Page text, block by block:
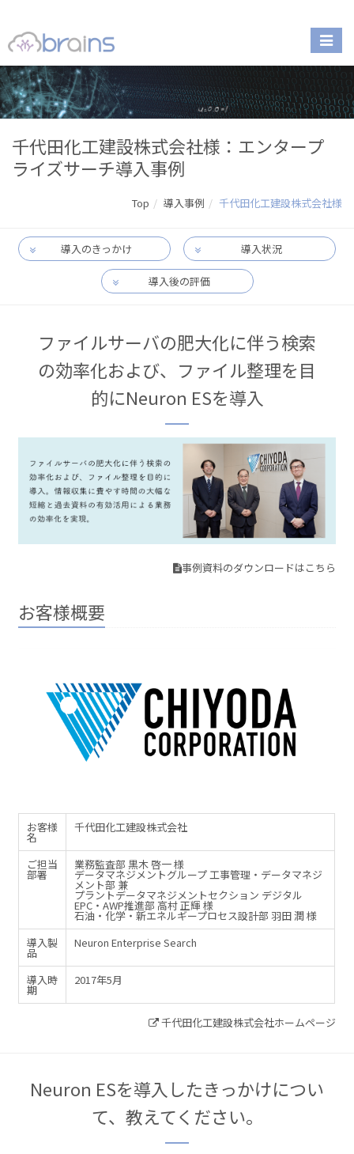
千代田化工建設株式会社様：エンタープ
ライズサーチ導入事例
Top 導入事例 千代田化工建設株式会社様
導入のきっかけ 導入状況
導入後の評価
ファイルサーバの肥大化に伴う検索
の効率化および、ファイル整理を目
的にNeuron ESを導入
事例資料のダウンロードはこちら
お客様概要
お客様
名
千代田化工建設株式会社
ご担当
部署
業務監査部 黒木 啓一 様
データマネジメントグループ 工事管理・データマネジ
メント部 兼
プラントデータマネジメントセクション デジタル
EPC・AWP推進部 高村 正輝 様
石油・化学・新エネルギープロセス設計部 羽田 潤 様
導入製
品
Neuron Enterprise Search
導入時
期
2017年5月
千代田化工建設株式会社ホームページ
Neuron ESを導入したきっかけについ
て、教えてください。